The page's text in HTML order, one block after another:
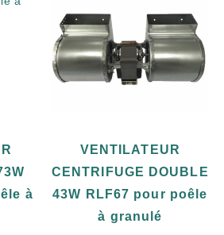
à
VENTILATEUR
CENTRIFUGE DOUBLE
43W RLF67 pour poêle
à granulé